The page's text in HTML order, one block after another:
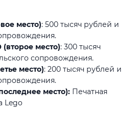
место): 500 тысяч рублей и
место): 300 тысяч
сопровождения.
место): 200 тысяч рублей и
место): Печатная
Lego